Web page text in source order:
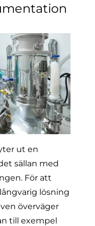
ut en
sällan med
För att
lösning
överväger
till exempel